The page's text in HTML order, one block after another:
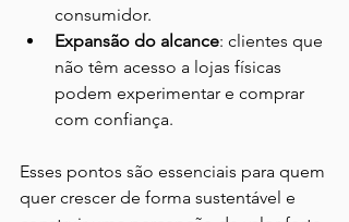
consumidor.
Expansão do alcance: clientes que
não têm acesso a lojas físicas
podem experimentar e comprar
com confiança.
Esses pontos são essenciais para quem
quer crescer de forma sustentável e